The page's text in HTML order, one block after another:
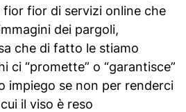
fior di servizi online che
dei pargoli,
che di fatto le stiamo
ci “promette” o “garantisce”
impiego se non per renderci
il viso è reso